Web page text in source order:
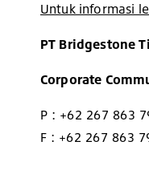
Untuk informasi
PT Bridgestone
Corporate
P : +62 267 863
F : +62 267 863